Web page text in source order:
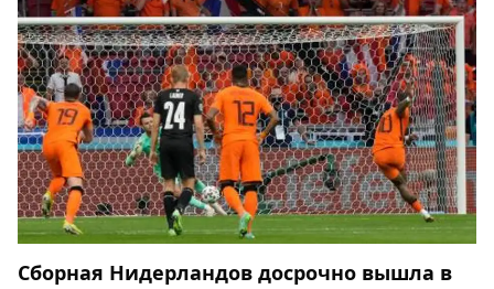
Сборная Нидерландов досрочно вышла в